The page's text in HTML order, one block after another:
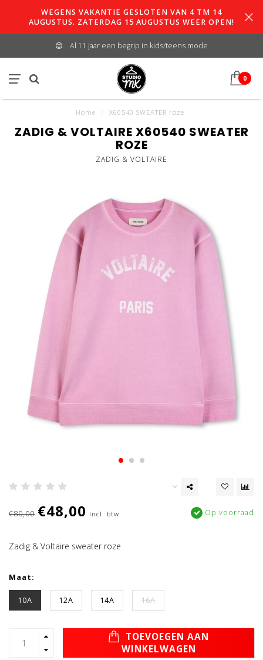
WEGENS VAKANTIE GESLOTEN VAN 4 TM 14
AUGUSTUS. ZATERDAG 15 AUGUSTUS WEER OPEN!
Al 11 jaar een begrip in kids/teens mode
0
Home X60540 SWEATER roze
ZADIG & VOLTAIRE X60540 SWEATER
ROZE
ZADIG & VOLTAIRE
€80,00 €48,00 Incl. btw Op voorraad
Zadig & Voltaire sweater roze
Maat:
10A 12A 14A 16A
TOEVOEGEN AAN
WINKELWAGEN